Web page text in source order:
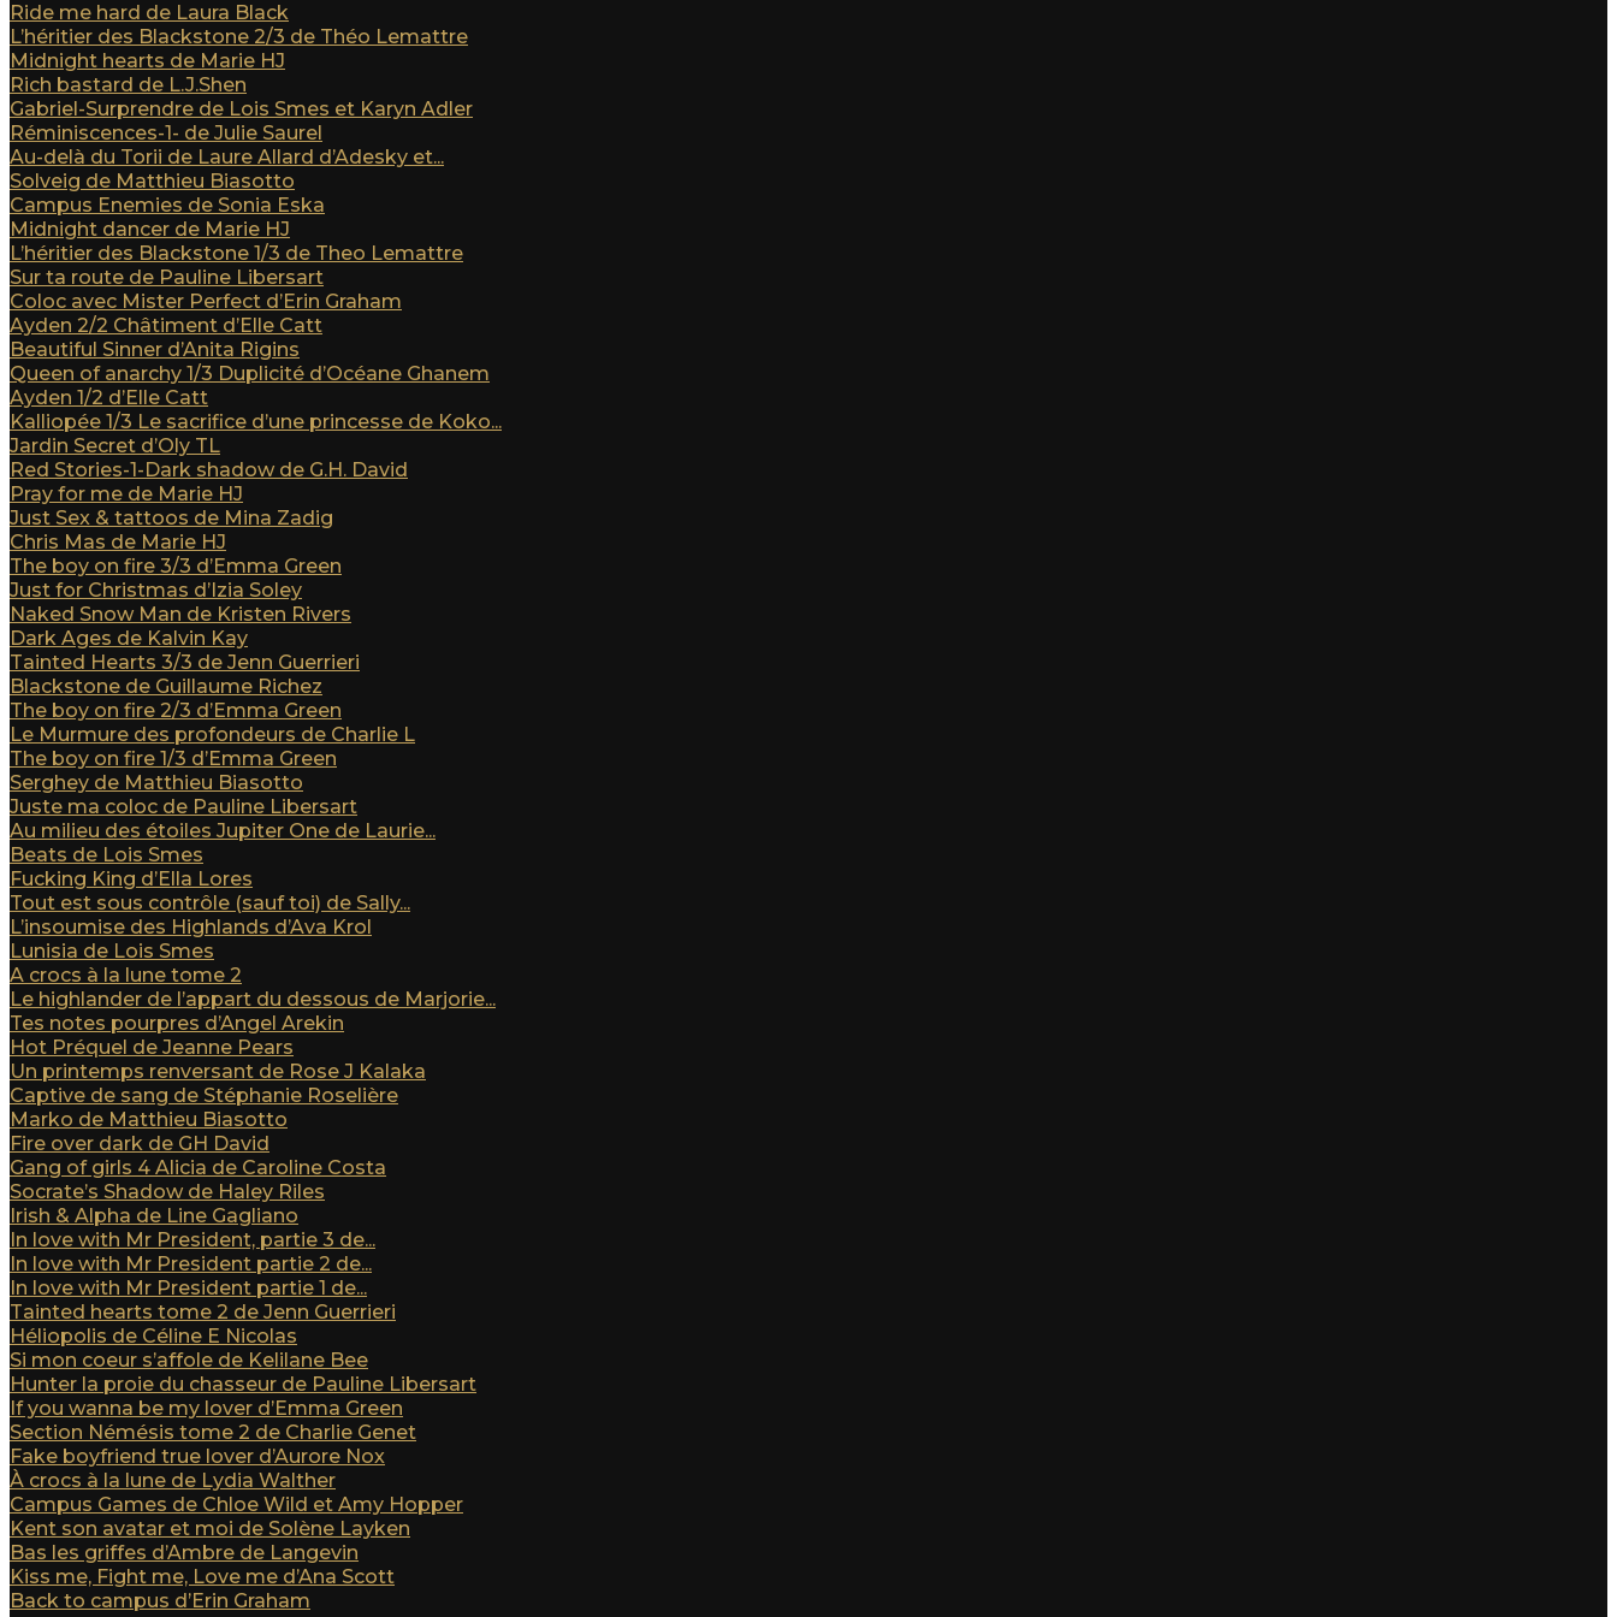
Ride me hard de Laura Black
L’héritier des Blackstone 2/3 de Théo Lemattre
Midnight hearts de Marie HJ
Rich bastard de L.J.Shen
Gabriel-Surprendre de Lois Smes et Karyn Adler
Réminiscences-1- de Julie Saurel
Au-delà du Torii de Laure Allard d’Adesky et...
Solveig de Matthieu Biasotto
Campus Enemies de Sonia Eska
Midnight dancer de Marie HJ
L’héritier des Blackstone 1/3 de Theo Lemattre
Sur ta route de Pauline Libersart
Coloc avec Mister Perfect d’Erin Graham
Ayden 2/2 Châtiment d’Elle Catt
Beautiful Sinner d’Anita Rigins
Queen of anarchy 1/3 Duplicité d’Océane Ghanem
Ayden 1/2 d’Elle Catt
Kalliopée 1/3 Le sacrifice d’une princesse de Koko...
Jardin Secret d’Oly TL
Red Stories-1-Dark shadow de G.H. David
Pray for me de Marie HJ
Just Sex & tattoos de Mina Zadig
Chris Mas de Marie HJ
The boy on fire 3/3 d’Emma Green
Just for Christmas d’Izia Soley
Naked Snow Man de Kristen Rivers
Dark Ages de Kalvin Kay
Tainted Hearts 3/3 de Jenn Guerrieri
Blackstone de Guillaume Richez
The boy on fire 2/3 d’Emma Green
Le Murmure des profondeurs de Charlie L
The boy on fire 1/3 d’Emma Green
Serghey de Matthieu Biasotto
Juste ma coloc de Pauline Libersart
Au milieu des étoiles Jupiter One de Laurie...
Beats de Lois Smes
Fucking King d’Ella Lores
Tout est sous contrôle (sauf toi) de Sally...
L’insoumise des Highlands d’Ava Krol
Lunisia de Lois Smes
A crocs à la lune tome 2
Le highlander de l’appart du dessous de Marjorie...
Tes notes pourpres d’Angel Arekin
Hot Préquel de Jeanne Pears
Un printemps renversant de Rose J Kalaka
Captive de sang de Stéphanie Roselière
Marko de Matthieu Biasotto
Fire over dark de GH David
Gang of girls 4 Alicia de Caroline Costa
Socrate’s Shadow de Haley Riles
Irish & Alpha de Line Gagliano
In love with Mr President, partie 3 de...
In love with Mr President partie 2 de...
In love with Mr President partie 1 de...
Tainted hearts tome 2 de Jenn Guerrieri
Héliopolis de Céline E Nicolas
Si mon coeur s’affole de Kelilane Bee
Hunter la proie du chasseur de Pauline Libersart
If you wanna be my lover d’Emma Green
Section Némésis tome 2 de Charlie Genet
Fake boyfriend true lover d’Aurore Nox
À crocs à la lune de Lydia Walther
Campus Games de Chloe Wild et Amy Hopper
Kent son avatar et moi de Solène Layken
Bas les griffes d’Ambre de Langevin
Kiss me, Fight me, Love me d’Ana Scott
Back to campus d’Erin Graham